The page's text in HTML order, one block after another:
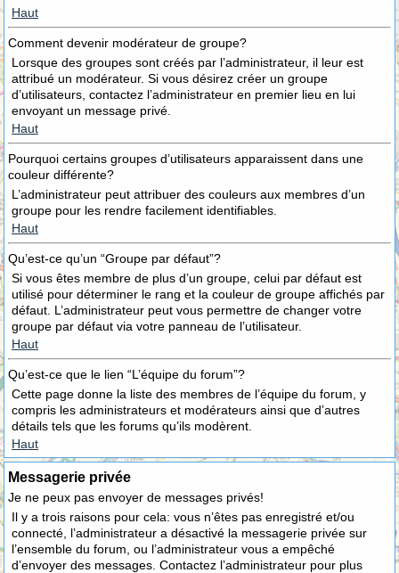
Haut
Comment devenir modérateur de groupe?
Lorsque des groupes sont créés par l’administrateur, il leur est
attribué un modérateur. Si vous désirez créer un groupe
d’utilisateurs, contactez l’administrateur en premier lieu en lui
envoyant un message privé.
Haut
Pourquoi certains groupes d’utilisateurs apparaissent dans une
couleur différente?
L’administrateur peut attribuer des couleurs aux membres d’un
groupe pour les rendre facilement identifiables.
Haut
Qu’est-ce qu’un “Groupe par défaut”?
Si vous êtes membre de plus d’un groupe, celui par défaut est
utilisé pour déterminer le rang et la couleur de groupe affichés par
défaut. L’administrateur peut vous permettre de changer votre
groupe par défaut via votre panneau de l’utilisateur.
Haut
Qu’est-ce que le lien “L’équipe du forum”?
Cette page donne la liste des membres de l’équipe du forum, y
compris les administrateurs et modérateurs ainsi que d’autres
détails tels que les forums qu’ils modèrent.
Haut
Messagerie privée
Je ne peux pas envoyer de messages privés!
Il y a trois raisons pour cela: vous n’êtes pas enregistré et/ou
connecté, l’administrateur a désactivé la messagerie privée sur
l’ensemble du forum, ou l’administrateur vous a empêché
d’envoyer des messages. Contactez l’administrateur pour plus